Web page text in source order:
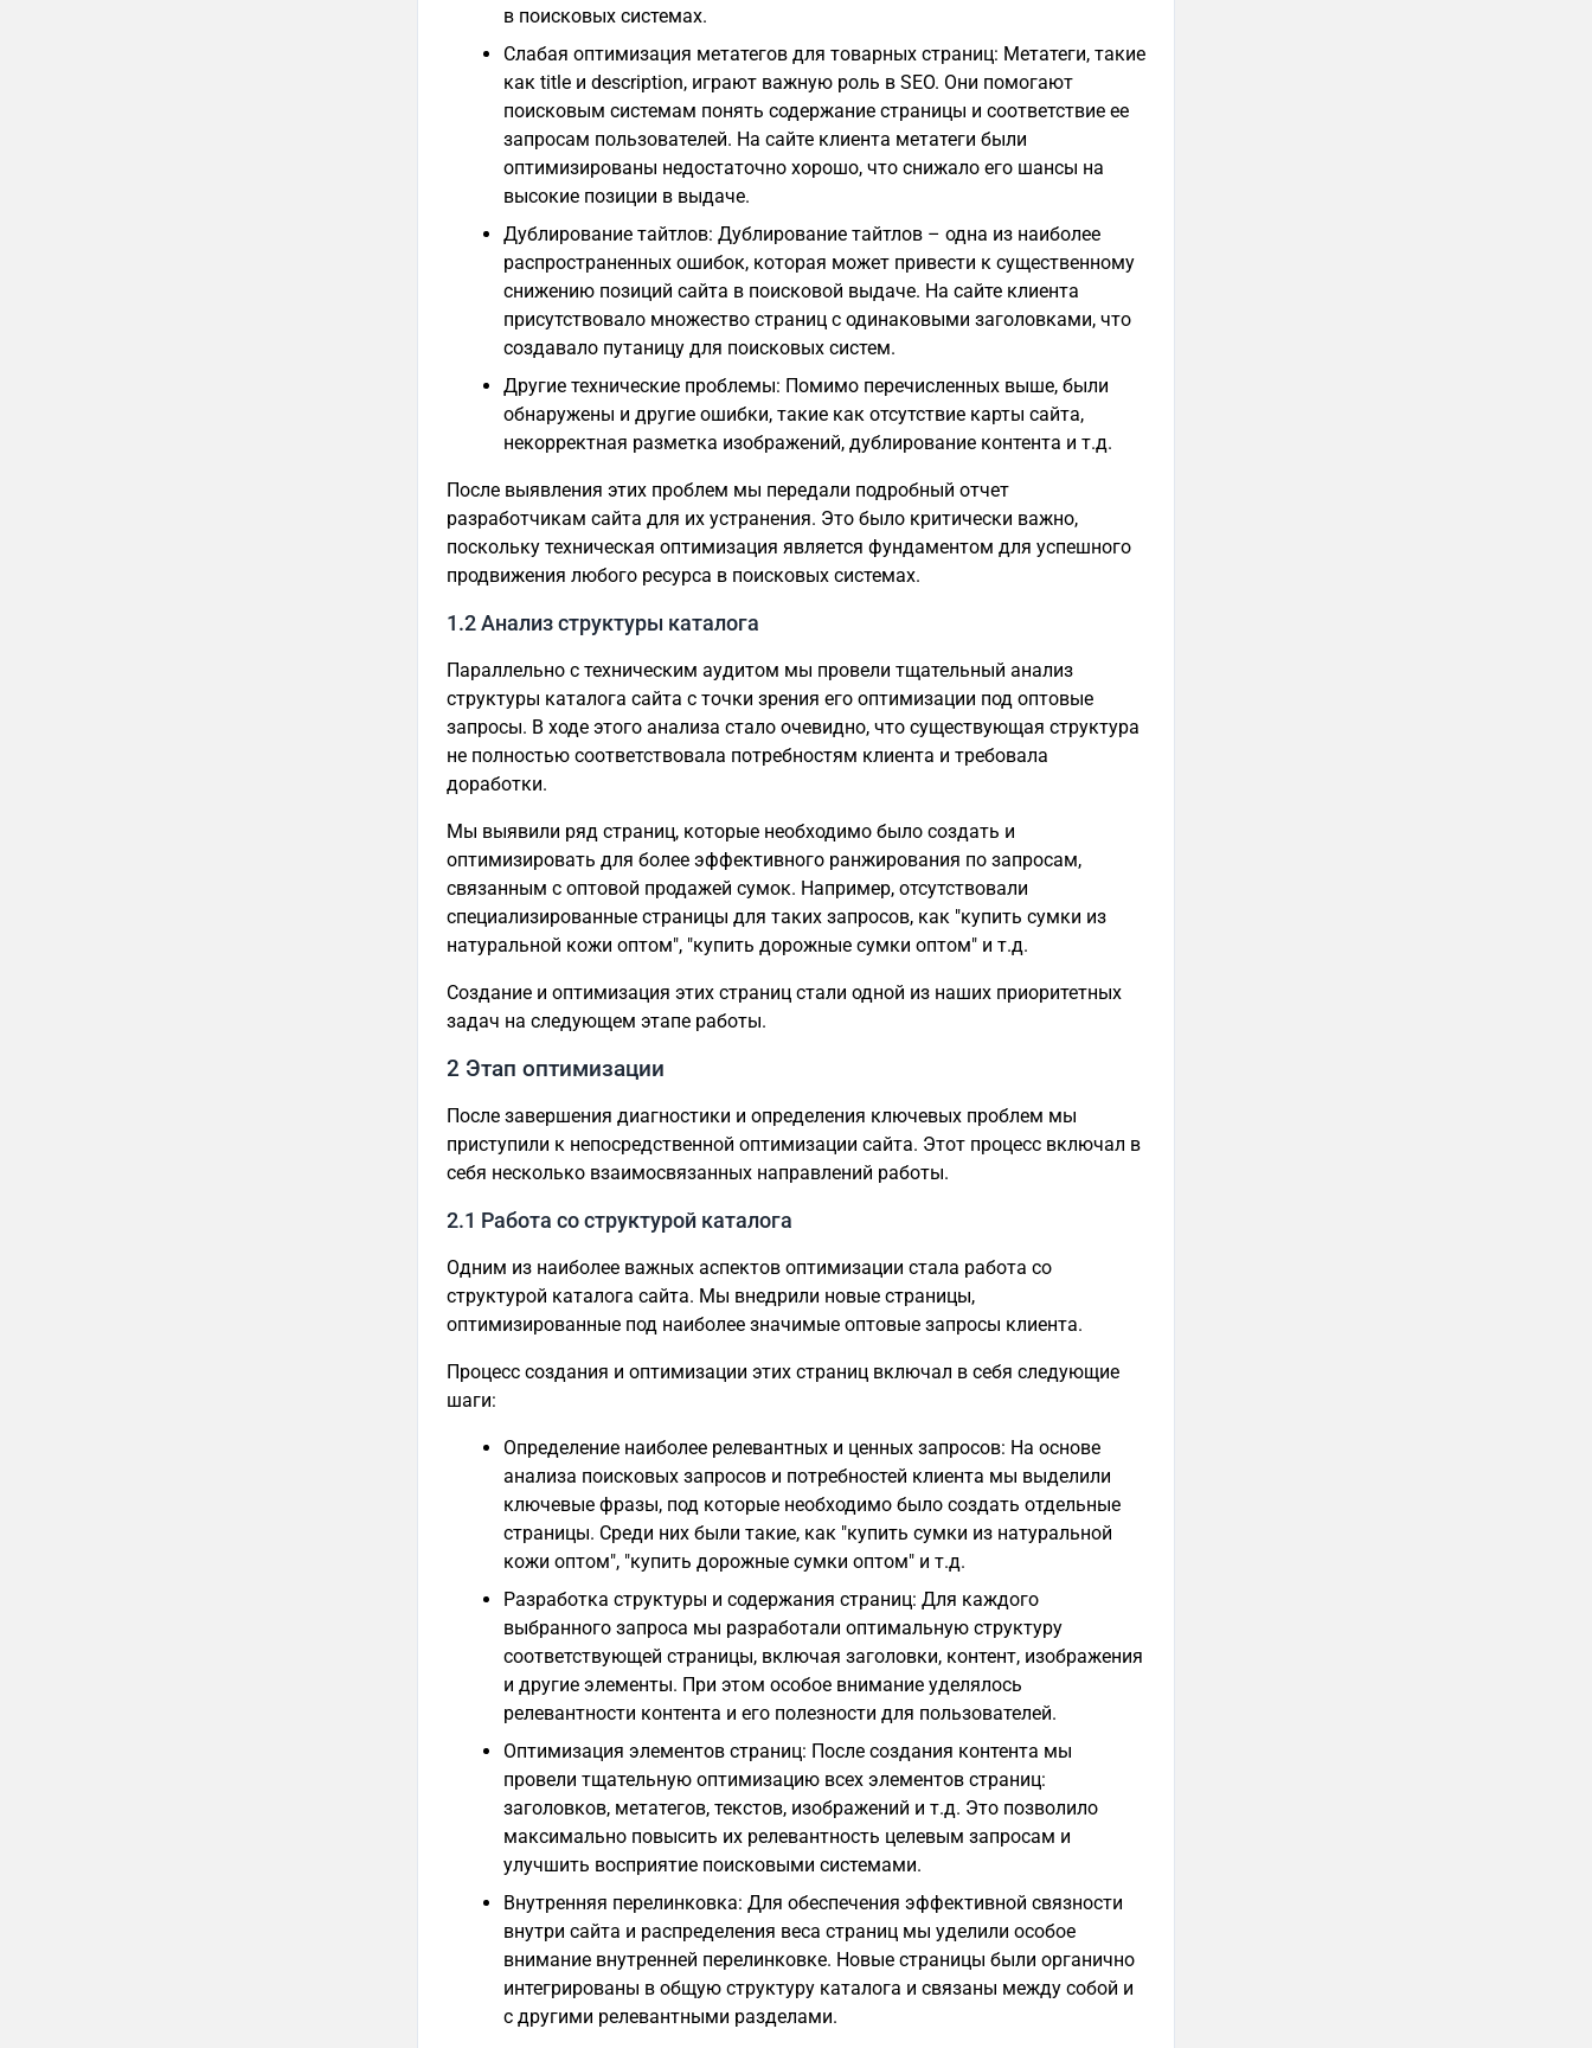
в поисковых системах.
Слабая оптимизация метатегов для товарных страниц: Метатеги, такие
как title и description, играют важную роль в SEO. Они помогают
поисковым системам понять содержание страницы и соответствие ее
запросам пользователей. На сайте клиента метатеги были
оптимизированы недостаточно хорошо, что снижало его шансы на
высокие позиции в выдаче.
Дублирование тайтлов: Дублирование тайтлов – одна из наиболее
распространенных ошибок, которая может привести к существенному
снижению позиций сайта в поисковой выдаче. На сайте клиента
присутствовало множество страниц с одинаковыми заголовками, что
создавало путаницу для поисковых систем.
Другие технические проблемы: Помимо перечисленных выше, были
обнаружены и другие ошибки, такие как отсутствие карты сайта,
некорректная разметка изображений, дублирование контента и т.д.
После выявления этих проблем мы передали подробный отчет
разработчикам сайта для их устранения. Это было критически важно,
поскольку техническая оптимизация является фундаментом для успешного
продвижения любого ресурса в поисковых системах.
1.2 Анализ структуры каталога
Параллельно с техническим аудитом мы провели тщательный анализ
структуры каталога сайта с точки зрения его оптимизации под оптовые
запросы. В ходе этого анализа стало очевидно, что существующая структура
не полностью соответствовала потребностям клиента и требовала
доработки.
Мы выявили ряд страниц, которые необходимо было создать и
оптимизировать для более эффективного ранжирования по запросам,
связанным с оптовой продажей сумок. Например, отсутствовали
специализированные страницы для таких запросов, как "купить сумки из
натуральной кожи оптом", "купить дорожные сумки оптом" и т.д.
Создание и оптимизация этих страниц стали одной из наших приоритетных
задач на следующем этапе работы.
2 Этап оптимизации
После завершения диагностики и определения ключевых проблем мы
приступили к непосредственной оптимизации сайта. Этот процесс включал в
себя несколько взаимосвязанных направлений работы.
2.1 Работа со структурой каталога
Одним из наиболее важных аспектов оптимизации стала работа со
структурой каталога сайта. Мы внедрили новые страницы,
оптимизированные под наиболее значимые оптовые запросы клиента.
Процесс создания и оптимизации этих страниц включал в себя следующие
шаги:
Определение наиболее релевантных и ценных запросов: На основе
анализа поисковых запросов и потребностей клиента мы выделили
ключевые фразы, под которые необходимо было создать отдельные
страницы. Среди них были такие, как "купить сумки из натуральной
кожи оптом", "купить дорожные сумки оптом" и т.д.
Разработка структуры и содержания страниц: Для каждого
выбранного запроса мы разработали оптимальную структуру
соответствующей страницы, включая заголовки, контент, изображения
и другие элементы. При этом особое внимание уделялось
релевантности контента и его полезности для пользователей.
Оптимизация элементов страниц: После создания контента мы
провели тщательную оптимизацию всех элементов страниц:
заголовков, метатегов, текстов, изображений и т.д. Это позволило
максимально повысить их релевантность целевым запросам и
улучшить восприятие поисковыми системами.
Внутренняя перелинковка: Для обеспечения эффективной связности
внутри сайта и распределения веса страниц мы уделили особое
внимание внутренней перелинковке. Новые страницы были органично
интегрированы в общую структуру каталога и связаны между собой и
с другими релевантными разделами.